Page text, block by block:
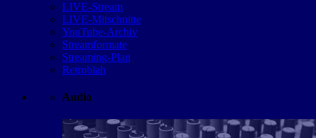
LIVE-Stream
LIVE-Mitschnitte
YouTube-Archiv
Streamformate
Streaming-Plan
Retroblah
Audio